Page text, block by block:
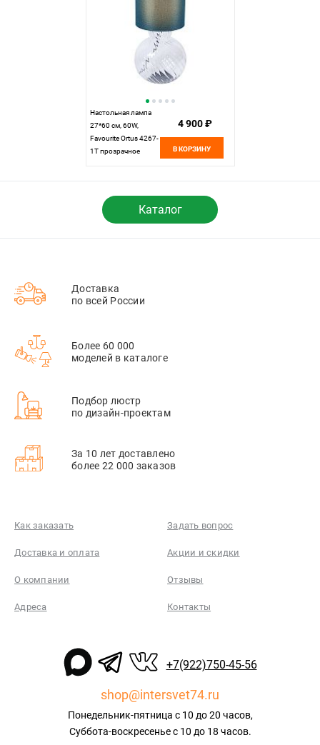
Настольная лампа
27*60 см, 60W,
Favourite Ortus 4267-
1T прозрачное
4 900 ₽
В КОРЗИНУ
Каталог
Доставка
по всей России
Более 60 000
моделей в каталоге
Подбор люстр
по дизайн-проектам
За 10 лет доставлено
более 22 000 заказов
Как заказать Задать вопрос
Доставка и оплата Акции и скидки
О компании Отзывы
Адреса Контакты
+7(922)750-45-56
shop@intersvet74.ru
Понедельник-пятница с 10 до 20 часов,
Суббота-воскресенье с 10 до 18 часов.